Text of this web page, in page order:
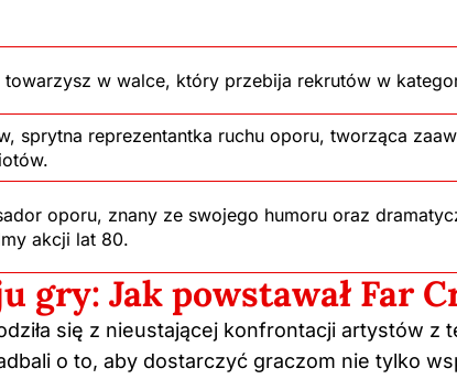
w walce, który przebija rekrutów w
sprytna reprezentantka ruchu oporu, tworząca
oporu, znany ze swojego humoru oraz
akcji lat 80.
gry: Jak powstawał Far
się z nieustającej konfrontacji artystów z
o to, aby dostarczyć graczom nie tylko